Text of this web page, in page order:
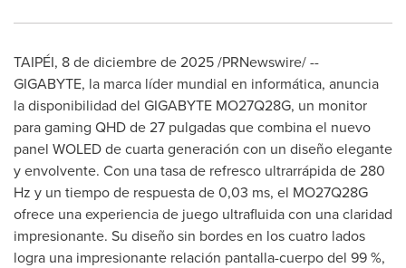
TAIPÉI, 8 de diciembre de 2025/PRNewswire/ --
GIGABYTE, la marca líder mundial en informática, anuncia
la disponibilidad del GIGABYTE MO27Q28G, un monitor
para gaming QHD de 27 pulgadas que combina el nuevo
panel WOLED de cuarta generación con un diseño elegante
y envolvente. Con una tasa de refresco ultrarrápida de 280
Hz y un tiempo de respuesta de 0,03 ms, el MO27Q28G
ofrece una experiencia de juego ultrafluida con una claridad
impresionante. Su diseño sin bordes en los cuatro lados
logra una impresionante relación pantalla-cuerpo del 99 %,